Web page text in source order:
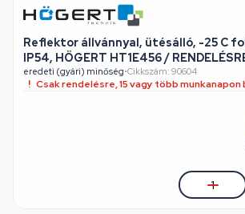
Reflektor állvánnyal, ütésálló, -25 C
IP54, HÖGERT HT1E456 /
eredeti (gyári) minőség•Cikkszám: 90604
Csak rendelésre, 15 vagy több munkanapon